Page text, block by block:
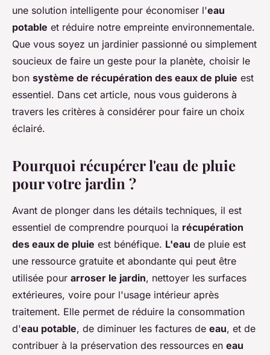
une solution intelligente pour économiser l'eau
potable et réduire notre empreinte environnementale.
Que vous soyez un jardinier passionné ou simplement
soucieux de faire un geste pour la planète, choisir le
bon système de récupération des eaux de pluie est
essentiel. Dans cet article, nous vous guiderons à
travers les critères à considérer pour faire un choix
éclairé.
Pourquoi récupérer l'eau de pluie
pour votre jardin ?
Avant de plonger dans les détails techniques, il est
essentiel de comprendre pourquoi la récupération
des eaux de pluie est bénéfique. L'eau de pluie est
une ressource gratuite et abondante qui peut être
utilisée pour arroser le jardin, nettoyer les surfaces
extérieures, voire pour l'usage intérieur après
traitement. Elle permet de réduire la consommation
d'eau potable, de diminuer les factures de eau, et de
contribuer à la préservation des ressources en eau